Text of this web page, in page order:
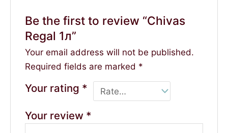
Be the first to review “Chivas
Regal 1л”
Your email address will not be published.
Required fields are marked *
Your rating *
Your review *